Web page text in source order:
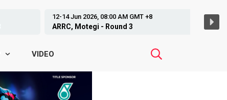
12-14 Jun 2026, 08:00 AM GMT +8
ARRC, Motegi - Round 3
19-21 Jun
GP
VIDEO